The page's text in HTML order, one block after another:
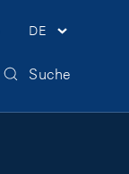
DE
Suche